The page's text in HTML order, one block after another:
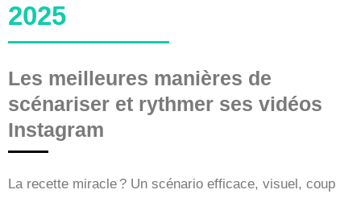
2025
Les meilleures manières de
scénariser et rythmer ses vidéos
Instagram
La recette miracle ? Un scénario efficace, visuel, coup